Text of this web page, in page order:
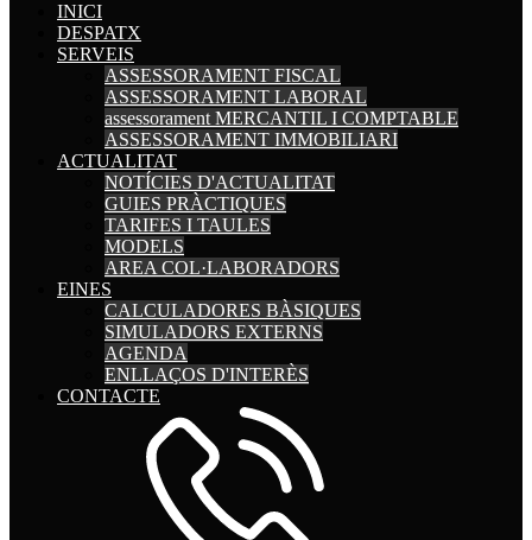
INICI
DESPATX
SERVEIS
ASSESSORAMENT FISCAL
ASSESSORAMENT LABORAL
assessorament MERCANTIL I COMPTABLE
ASSESSORAMENT IMMOBILIARI
ACTUALITAT
NOTÍCIES D'ACTUALITAT
GUIES PRÀCTIQUES
TARIFES I TAULES
MODELS
AREA COL·LABORADORS
EINES
CALCULADORES BÀSIQUES
SIMULADORS EXTERNS
AGENDA
ENLLAÇOS D'INTERÈS
CONTACTE